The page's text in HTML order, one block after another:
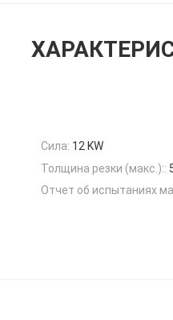
Сила: 12 KW
Толщина резки (макс.)::
Отчет об испытаниях